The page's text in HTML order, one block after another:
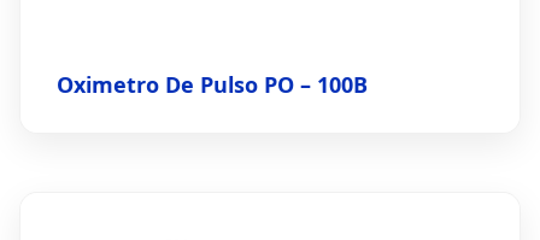
Oximetro De Pulso PO – 100B